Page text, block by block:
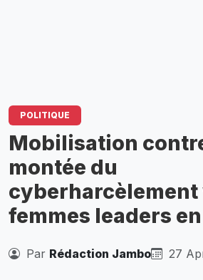
POLITIQUE
Mobilisation
montée du
cyberharcèlement
femmes leaders en
Par Rédaction Jambo 27